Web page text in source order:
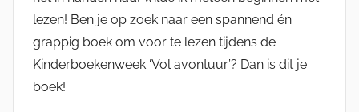
lezen! Ben je op zoek naar een spannend én
grappig boek om voor te lezen tijdens de
Kinderboekenweek ‘Vol avontuur’? Dan is dit je
boek!